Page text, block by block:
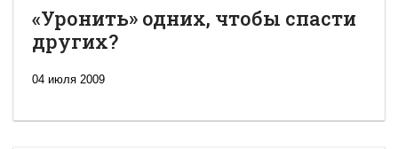
«Уронить» одних, чтобы спасти
других?
04 июля 2009